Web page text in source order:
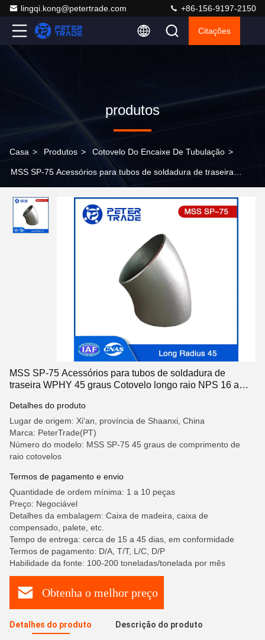
lingqi.kong@petertrade.com +86-156-9197-2150
Citações
produtos
Casa > Produtos > Cotovelo Do Encaixe De Tubulação >
MSS SP-75 Acessórios para tubos de soldadura de traseira
MSS SP-75 Acessórios para tubos de soldadura de
traseira WPHY 45 graus Cotovelo longo raio NPS 16 a
Detalhes do produto
Lugar de origem: Xi'an, província de Shaanxi, China
Marca: PeterTrade(PT)
Número do modelo: MSS SP-75 45 graus de comprimento de
raio cotovelos
Termos de pagamento e envio
Quantidade de ordem mínima: 1 a 10 peças
Preço: Negociável
Detalhes da embalagem: Caixa de madeira, caixa de
compensado, palete, etc.
Tempo de entrega: cerca de 15 a 45 dias, em conformidade
Termos de pagamento: D/A, T/T, L/C, D/P
Habilidade da fonte: 100-200 toneladas/tonelada por mês
Obtenha o melhor preço
Detalhes do produto Descrição do produto